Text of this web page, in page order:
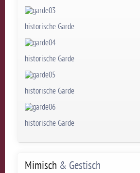
historische Garde
historische Garde
historische Garde
historische Garde
Mimisch & Gestisch